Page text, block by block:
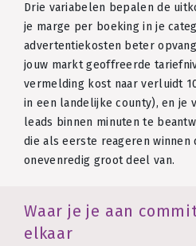
Drie variabelen bepalen de
je marge per boeking in je
advertentiekosten beter
jouw markt geoffreerde
vermelding kost naar verluidt
in een landelijke county), en je
leads binnen minuten te
die als eerste reageren winnen
onevenredig groot deel van.
Waar je je aan
elkaar